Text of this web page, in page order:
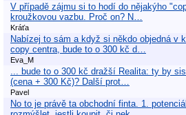
V případě zájmu si to hodí do nějakýho
kroužkovou vazbu. Proč on? N…
Kráťa
Nabízej to sám a když si někdo objedná v
copy centra, bude to o 300 kč d…
Eva_M
... bude to o 300 kč dražší Realita: ty by
(cena + 300 Kč)? Další prot…
Pavel
No to je právě ta obchodní finta. 1.